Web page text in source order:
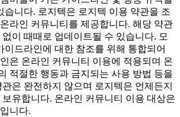
습니다. 로지텍은 로지텍 이용 약관을 조
라인 커뮤니티를 제공합니다. 해당 약관
이 때때로 업데이트될 수 있습니다. 모
이드라인에 대한 참조를 위해 통합되어
은 온라인 커뮤니티 이용에 적용되며 온
적절한 행동과 금지되는 사용 방법 등을
은 완전하지 않으며 로지텍은 언제든지
유합니다. 온라인 커뮤니티 이용 대상은
니다.